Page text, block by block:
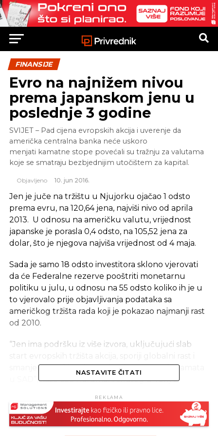
FINANSIJE
Evro na najnižem nivou
prema japanskom jenu u
poslednje 3 godine
SVIJET – Pad cijena evropskih akcija i uverenje da
američka centralna banka neće uskoro
menjati kamatne stope povećali su tražnju za valutama
koje se smatraju bezbjednijim utočištem za kapital.
Objavljeno 10. jun 2016.
Jen je juče na tržištu u Njujorku ojačao 1 odsto
prema evru, na 120,64 jena, najviši nivo od aprila
2013. U odnosu na američku valutu, vrijednost
japanske je porasla 0,4 odsto, na 105,52 jena za
dolar, što je njegova najviša vrijednost od 4 maja.
Sada je samo 18 odsto investitora sklono vjerovati
da će Federalne rezerve pooštriti monetarnu
politiku u julu, u odnosu na 55 odsto koliko ih je u
to vjerovalo prije objavljivanja podataka sa
američkog tržišta rada koji je pokazao najmanji rast
od 2010.
“Jen ima podršku iz više izvora, uključujući slab
smanjena očekivanja po pitanju povećanja kamata
u SAD”, kaže Lee Hardman, strateg u Tokyo-
Kako rizici na finansijskim tržištima rastu, jen bi
mogao dodatno ojačati, što bi moglo prisiliti
NASTAVITE ČITATI
REKLAMA